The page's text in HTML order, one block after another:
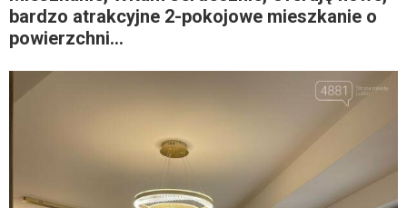
bardzo atrakcyjne 2-pokojowe mieszkanie o
powierzchni...